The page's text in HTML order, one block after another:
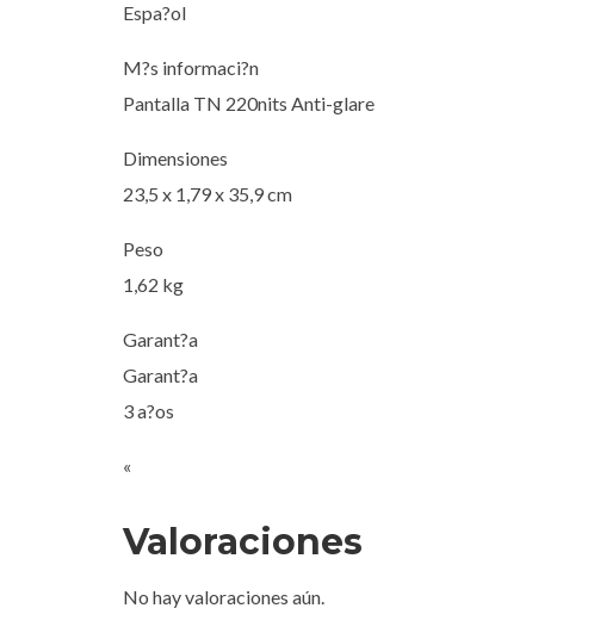
Espa?ol
M?s informaci?n
Pantalla TN 220nits Anti-glare
Dimensiones
23,5 x 1,79 x 35,9 cm
Peso
1,62 kg
Garant?a
Garant?a
3 a?os
«
Valoraciones
No hay valoraciones aún.